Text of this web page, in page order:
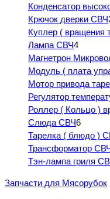
Конденсатор
Крючок дверки СВЧ
Куплер ( вращения
Лампа СВЧ4
Магнетрон
Модуль ( плата
Мотор привода
Регулятор
Роллер ( Кольцо )
Слюда СВЧ6
Тарелка ( блюдо )
Трансформатор
Тэн-лампа гриля
Запчасти для Мясорубок